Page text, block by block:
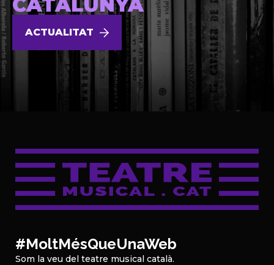
ACTUALITAT
#MoltMésQueUnaWeb
Som la veu del teatre musical català.